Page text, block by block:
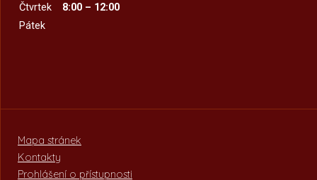
Čtvrtek
8:00 – 12:00
Pátek
Mapa stránek
Kontakty
Prohlášení o přístupnosti